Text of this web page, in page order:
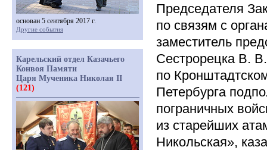
Председателя
по связям с
заместитель
Сестрорецка В.
по
Петербурга
пограничных
из старейших
Никольская»,
основан 5 сентября 2017 г.
Другие события
Карельский отдел Казачьего
Конвоя Памяти
Царя Мученика Николая II
(121)